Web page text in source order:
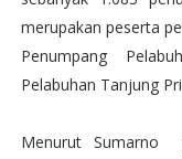
merupakan peserta
Penumpang
Pelabuhan Tanjung
Menurut Sumarno